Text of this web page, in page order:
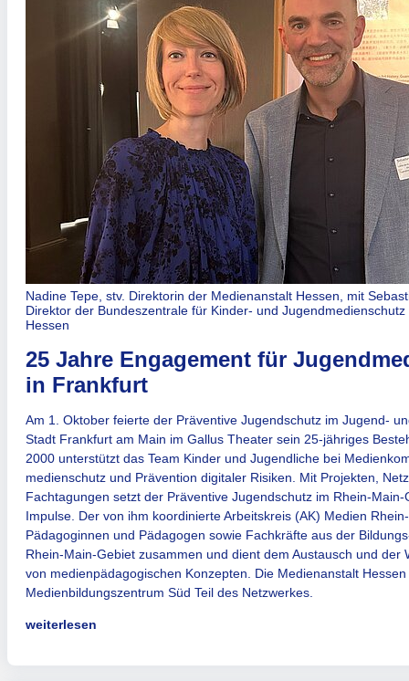
Nadine Tepe, stv. Direktorin der Medienanstalt Hessen, mit
Direktor der Bundeszentrale für Kinder- und
Hessen
25 Jahre Engagement für
in Frankfurt
Am 1. Oktober feierte der Präventive Jugendschutz im Jugend-
Stadt Frankfurt am Main im Gallus Theater sein 25-jähriges
2000 unterstützt das Team Kinder und Jugendliche bei
medien­schutz und Prävention digitaler Risiken. Mit Projekten,
Fach­ta­gun­gen setzt der Präventive Jugendschutz im Rhein-Main-
Impulse. Der von ihm koordinierte Arbeitskreis (AK) Medien
Pädagoginnen und Pä­da­go­gen sowie Fachkräfte aus der
Rhein-Main-Gebiet zu­sam­men und dient dem Austausch und der
von medienpädagogischen Konzepten. Die Medienanstalt
Medienbildungszentrum Süd Teil des Netzwerkes.
weiterlesen